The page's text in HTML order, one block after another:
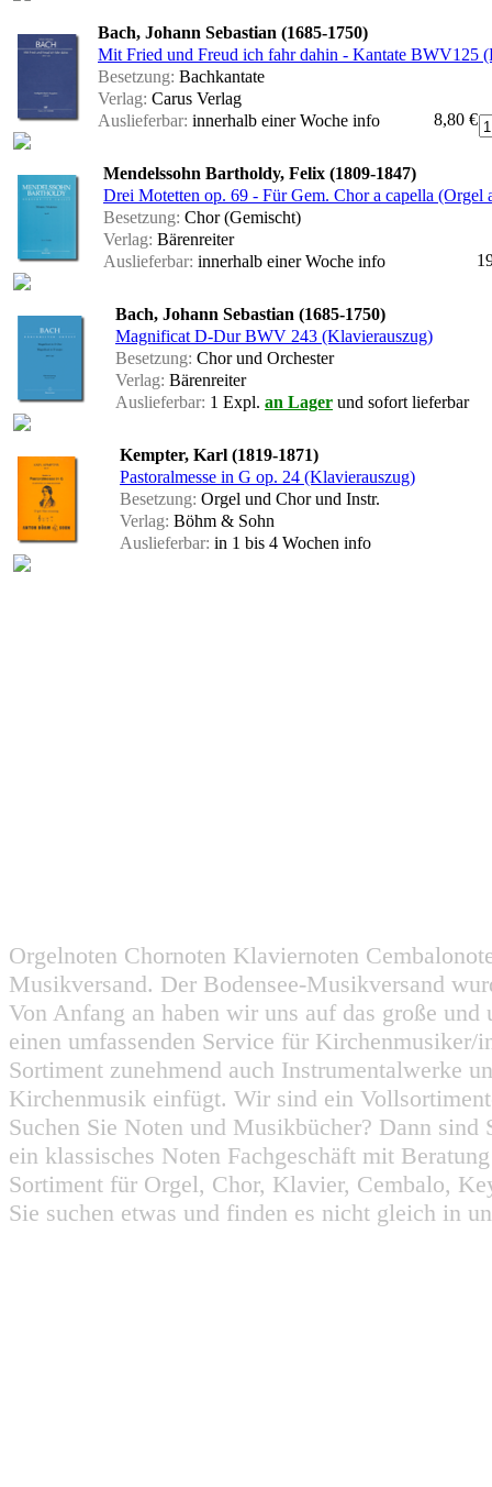
Bach, Johann Sebastian (1685-1750)
Mit Fried und Freud ich fahr dahin - Kantate BWV125
Besetzung: Bachkantate
Verlag: Carus Verlag
Auslieferbar: innerhalb einer Woche info 8,80 €
Mendelssohn Bartholdy, Felix (1809-1847)
Drei Motetten op. 69 - Für Gem. Chor a capella (Orgel
Besetzung: Chor (Gemischt)
Verlag: Bärenreiter
Auslieferbar: innerhalb einer Woche info
Bach, Johann Sebastian (1685-1750)
Magnificat D-Dur BWV 243 (Klavierauszug)
Besetzung: Chor und Orchester
Verlag: Bärenreiter
Auslieferbar: 1 Expl. an Lager und sofort lieferbar
Kempter, Karl (1819-1871)
Pastoralmesse in G op. 24 (Klavierauszug)
Besetzung: Orgel und Chor und Instr.
Verlag: Böhm & Sohn
Auslieferbar: in 1 bis 4 Wochen info
Orgelnoten Chornoten Klaviernoten
Musikversand. Der Bodensee-Musikversand
Von Anfang an haben wir uns auf das große
einen umfassenden Service für
Sortiment zunehmend auch Instrumentalwerke
Kirchenmusik einfügt. Wir sind ein
Suchen Sie Noten und Musikbücher? Dann
ein klassisches Noten Fachgeschäft mit
Sortiment für Orgel, Chor, Klavier, Cembalo,
Sie suchen etwas und finden es nicht gleich in